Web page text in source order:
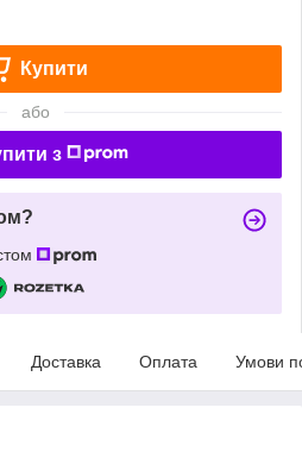
Купити
або
з
Доставка Оплата Умови